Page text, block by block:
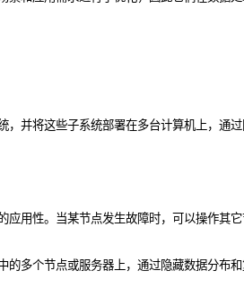
并将这些子系统部署在多台计算机上，通
用性。当某节点发生故障时，可以操作其
的多个节点或服务器上，通过隐藏数据分布